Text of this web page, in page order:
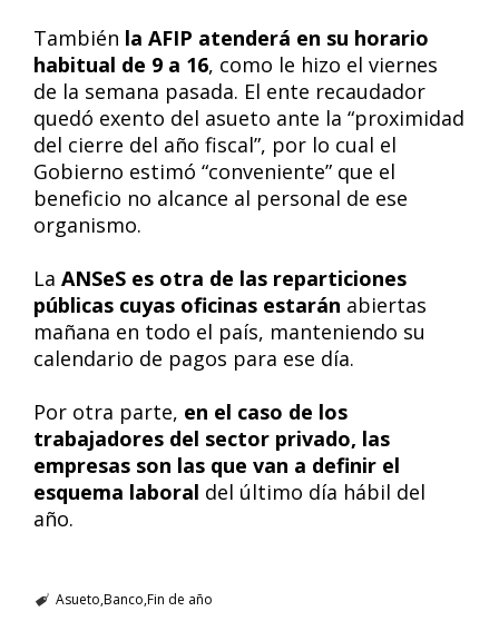
También la AFIP atenderá en su horario
habitual de 9 a 16, como le hizo el viernes
de la semana pasada. El ente recaudador
quedó exento del asueto ante la “proximidad
del cierre del año fiscal”, por lo cual el
Gobierno estimó “conveniente” que el
beneficio no alcance al personal de ese
organismo.
La ANSeS es otra de las reparticiones
públicas cuyas oficinas estarán abiertas
mañana en todo el país, manteniendo su
calendario de pagos para ese día.
Por otra parte, en el caso de los
trabajadores del sector privado, las
empresas son las que van a definir el
esquema laboral del último día hábil del
año.
Asueto Banco Fin de año